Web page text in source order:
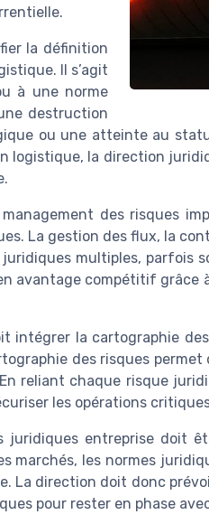
la définition
Il s’agit
à une norme
destruction
ou une atteinte au
logistique, la direction
des risques
La gestion des flux, la
multiples, parfois
avantage compétitif grâce
intégrer la cartographie
des risques
reliant chaque risque
les opérations
juridiques entreprise doit
marchés, les normes
La direction doit donc
pour rester en phase